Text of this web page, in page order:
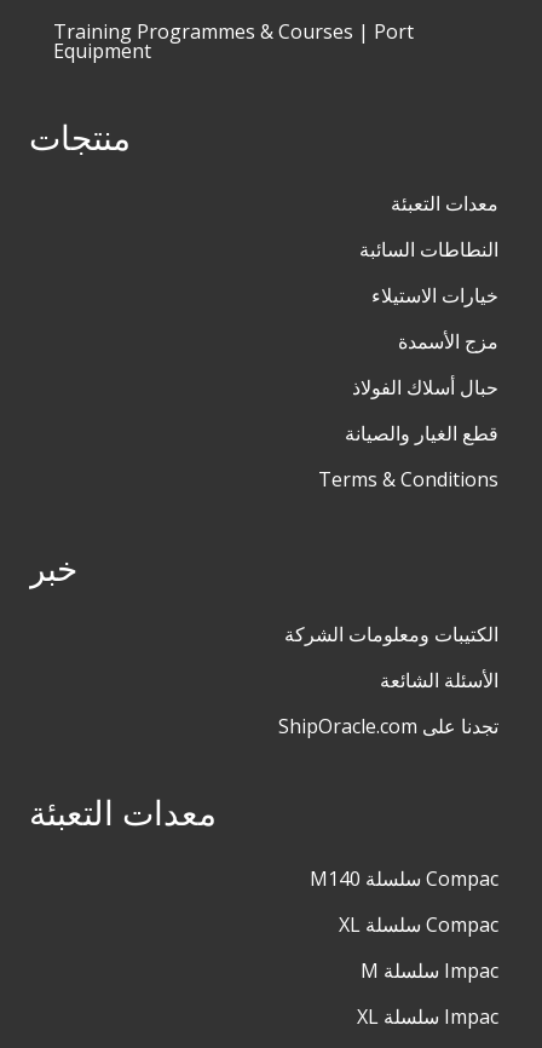
Training Programmes & Courses | Port
Equipment
منتجات
معدات التعبئة
النطاطات السائبة
خيارات الاستيلاء
مزج الأسمدة
حبال أسلاك الفولاذ
قطع الغيار والصيانة
Terms & Conditions
خبر
الكتيبات ومعلومات الشركة
الأسئلة الشائعة
تجدنا على ShipOracle.com
معدات التعبئة
Compac سلسلة M140
Compac سلسلة XL
Impac سلسلة M
Impac سلسلة XL